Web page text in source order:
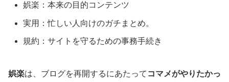
娯楽：本来の目的コンテンツ
実用：忙しい人向けのガチまとめ。
規約：サイトを守るための事務手続き
娯楽は、ブログを再開するにあたって コマメがやりたかっ